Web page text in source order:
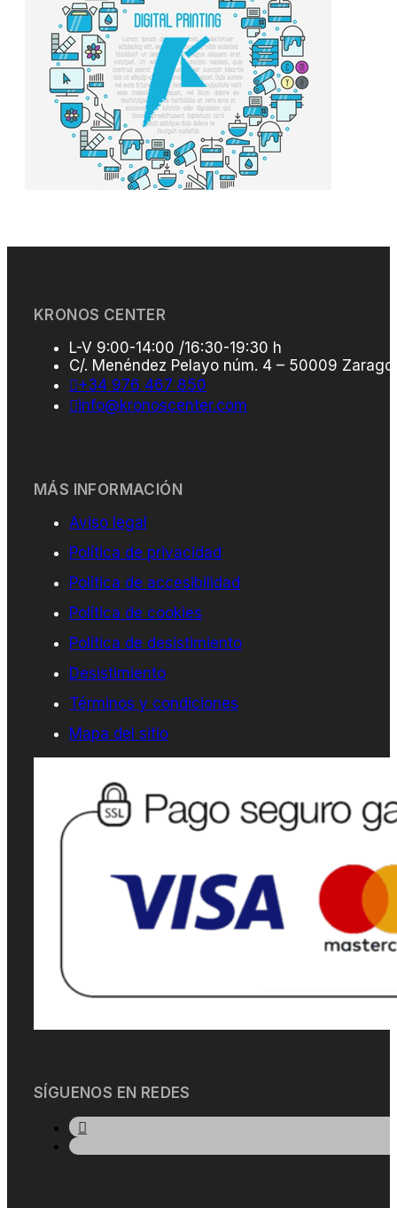
KRONOS CENTER
L-V 9:00-14:00 /16:30-19:30 h
C/. Menéndez Pelayo núm. 4 – 50009
+34 976 467 850
info@kronoscenter.com
MÁS INFORMACIÓN
Aviso legal
Política de privacidad
Política de accesibilidad
Política de cookies
Política de desistimiento
Desistimiento
Términos y condiciones
Mapa del sitio
SÍGUENOS EN REDES